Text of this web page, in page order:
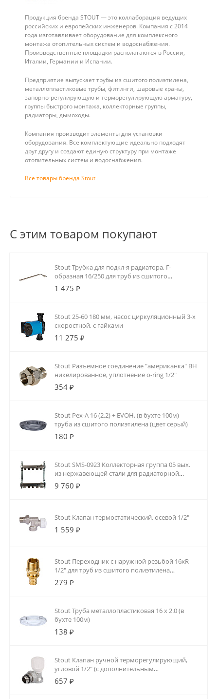
Продукция бренда STOUT — это коллаборация ведущих
российских и европейских инженеров. Компания с 2014
года изготавливает оборудование для комплексного
монтажа отопительных систем и водоснабжения.
Производственные площадки располагаются в России,
Италии, Германии и Испании.
Предприятие выпускает трубы из сшитого полиэтилена,
металлопластиковые трубы, фитинги, шаровые краны,
запорно-регулирующую и терморегулирующую арматуру,
группы быстрого монтажа, коллекторные группы,
радиаторы, дымоходы.
Компания производит элементы для установки
оборудования. Все комплектующие идеально подходят
друг другу и создают единую структуру при монтаже
отопительных систем и водоснабжения.
Все товары бренда Stout
С этим товаром покупают
Stout Трубка для подкл-я радиатора, Г-
образная 16/250 для труб из сшитого
полиэтилена аксиальный
1 475 ₽
Stout 25-60 180 мм, насос циркуляционный 3-х
скоростной, с гайками
11 275 ₽
Stout Разъемное соединение "американка" ВН
никелированное, уплотнение o-ring 1/2"
354 ₽
Stout Pex-A 16 (2.2) + EVOH, (в бухте 100м)
труба из сшитого полиэтилена (цвет серый)
180 ₽
Stout SMS-0923 Коллекторная группа 05 вых.
из нержавеющей стали для радиаторной
разводки
9 760 ₽
Stout Клапан термостатический, осевой 1/2"
1 559 ₽
Stout Переходник с наружной резьбой 16xR
1/2" для труб из сшитого полиэтилена
аксиальный
279 ₽
Stout Труба металлопластиковая 16 х 2.0 (в
бухте 100м)
138 ₽
Stout Клапан ручной терморегулирующий,
угловой 1/2" (с дополнительным
уплотнением)
657 ₽